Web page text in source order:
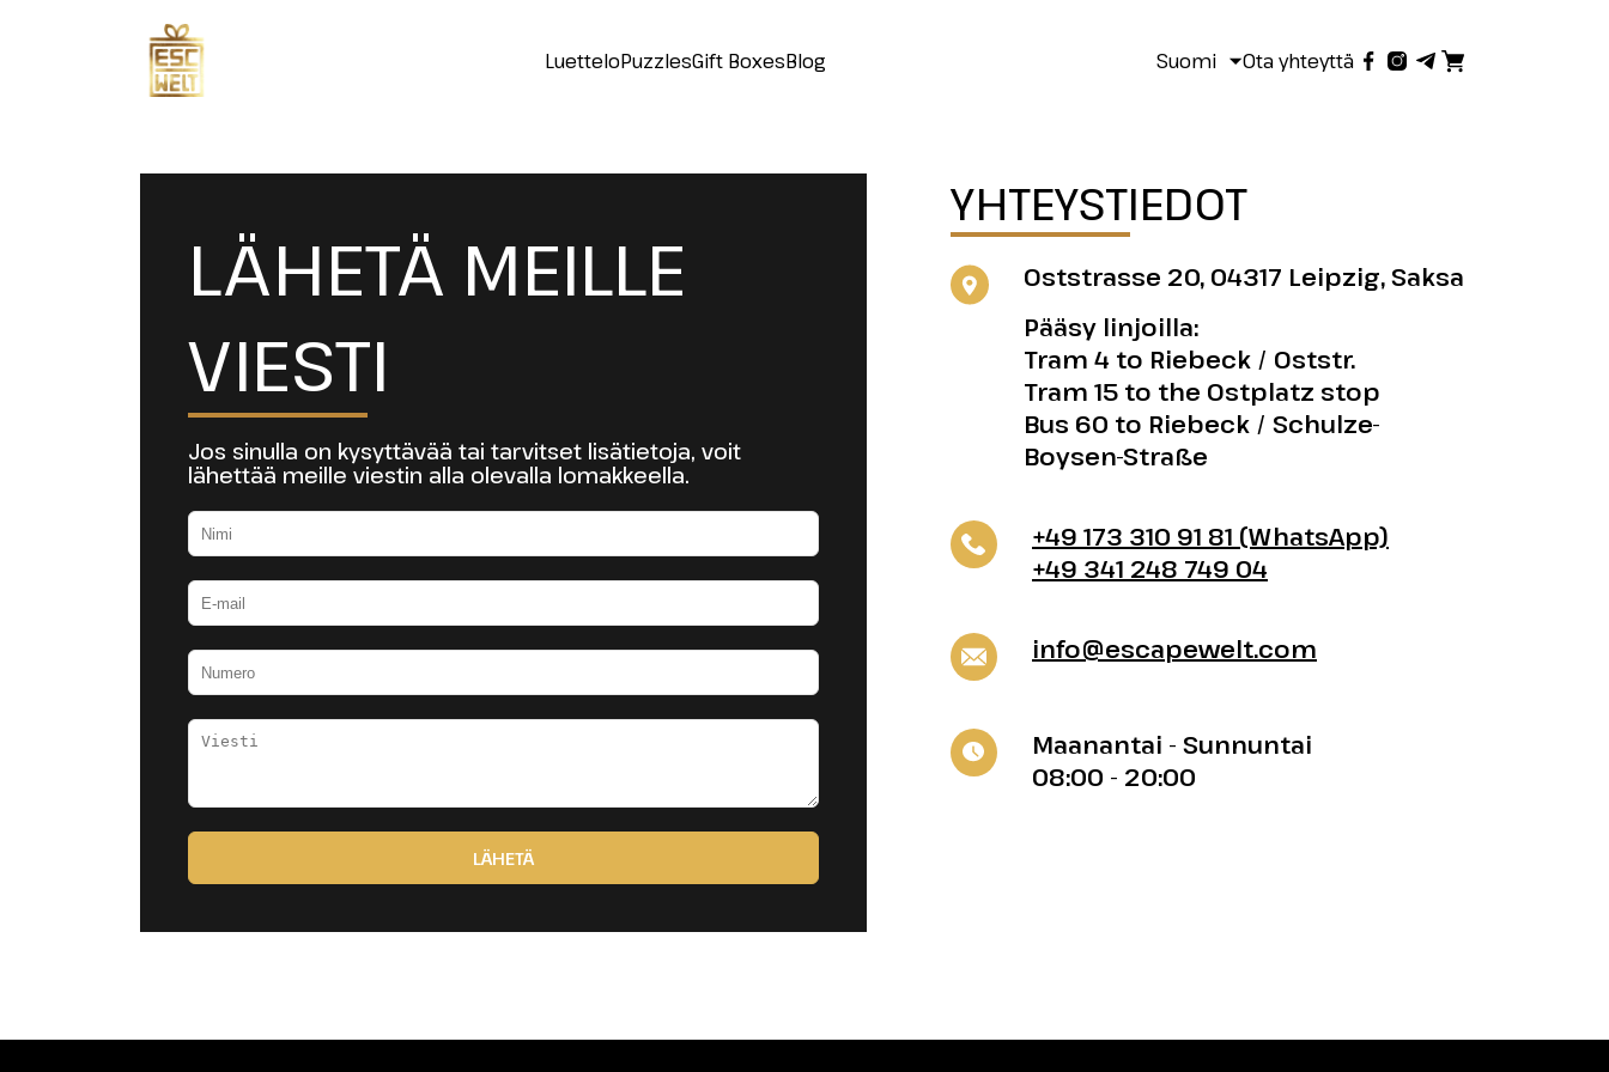
LuetteloPuzzlesGift BoxesBlog Suomi Ota yhteyttä
LÄHETÄ MEILLE
VIESTI
Jos sinulla on kysyttävää tai tarvitset lisätietoja, voit
lähettää meille viestin alla olevalla lomakkeella.
LÄHETÄ
YHTEYSTIEDOT
Oststrasse 20, 04317 Leipzig, Saksa
Pääsy linjoilla:
Tram 4 to Riebeck / Oststr.
Tram 15 to the Ostplatz stop
Bus 60 to Riebeck / Schulze-
Boysen-Straße
+49 173 310 91 81 (WhatsApp)
+49 341 248 749 04
info@escapewelt.com
Maanantai - Sunnuntai
08:00 - 20:00